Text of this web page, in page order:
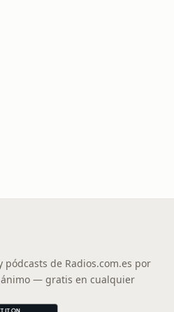
pódcasts de Radios.com.es por
— gratis en cualquier